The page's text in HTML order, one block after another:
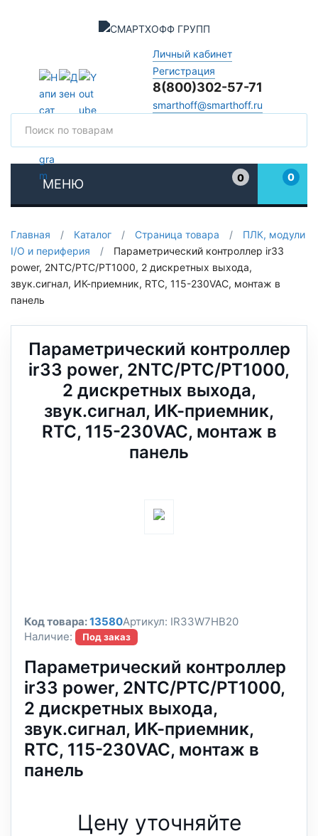
Личный кабинет
Регистрация
8(800)302-57-71
smarthoff@smarthoff.ru
МЕНЮ
0
0
Главная / Каталог / Страница товара /
ПЛК, модули
I/O и периферия
/
Параметрический контроллер ir33
power, 2NTC/PTC/PT1000, 2 дискретных выхода,
звук.сигнал, ИК-приемник, RTC, 115-230VAC, монтаж в
панель
Параметрический контроллер
ir33 power, 2NTC/PTC/PT1000,
2 дискретных выхода,
звук.сигнал, ИК-приемник,
RTC, 115-230VAC, монтаж в
панель
Код товара:13580Артикул: IR33W7HB20
Наличие:
Под заказ
Параметрический контроллер
ir33 power, 2NTC/PTC/PT1000,
2 дискретных выхода,
звук.сигнал, ИК-приемник,
RTC, 115-230VAC, монтаж в
панель
Цену уточняйте